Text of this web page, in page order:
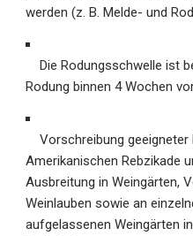
werden (z. B. Melde- und
Die Rodungsschwelle ist
Rodung binnen 4 Wochen
Vorschreibung geeigneter
Amerikanischen Rebzikade
Ausbreitung in Weingärten,
Weinlauben sowie an
aufgelassenen Weingärten